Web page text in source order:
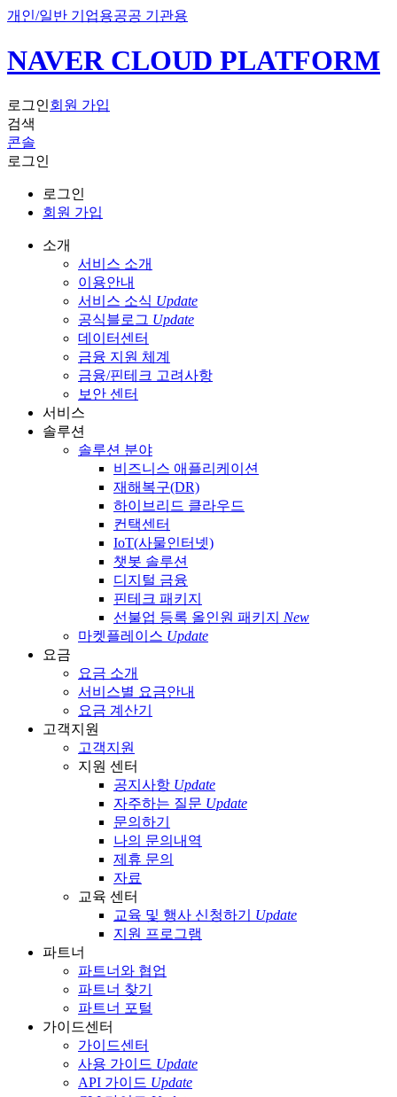
개인/일반 기업용공공 기관용
NAVER CLOUD PLATFORM
로그인회원 가입
검색
콘솔
로그인
로그인
회원 가입
소개
서비스 소개
이용안내
서비스 소식 Update
공식블로그 Update
데이터센터
금융 지원 체계
금융/핀테크 고려사항
보안 센터
서비스
솔루션
솔루션 분야
비즈니스 애플리케이션
재해복구(DR)
하이브리드 클라우드
컨택센터
IoT(사물인터넷)
챗봇 솔루션
디지털 금융
핀테크 패키지
선불업 등록 올인원 패키지 New
마켓플레이스 Update
요금
요금 소개
서비스별 요금안내
요금 계산기
고객지원
고객지원
지원 센터
공지사항 Update
자주하는 질문 Update
문의하기
나의 문의내역
제휴 문의
자료
교육 센터
교육 및 행사 신청하기 Update
지원 프로그램
파트너
파트너와 협업
파트너 찾기
파트너 포털
가이드센터
가이드센터
사용 가이드 Update
API 가이드 Update